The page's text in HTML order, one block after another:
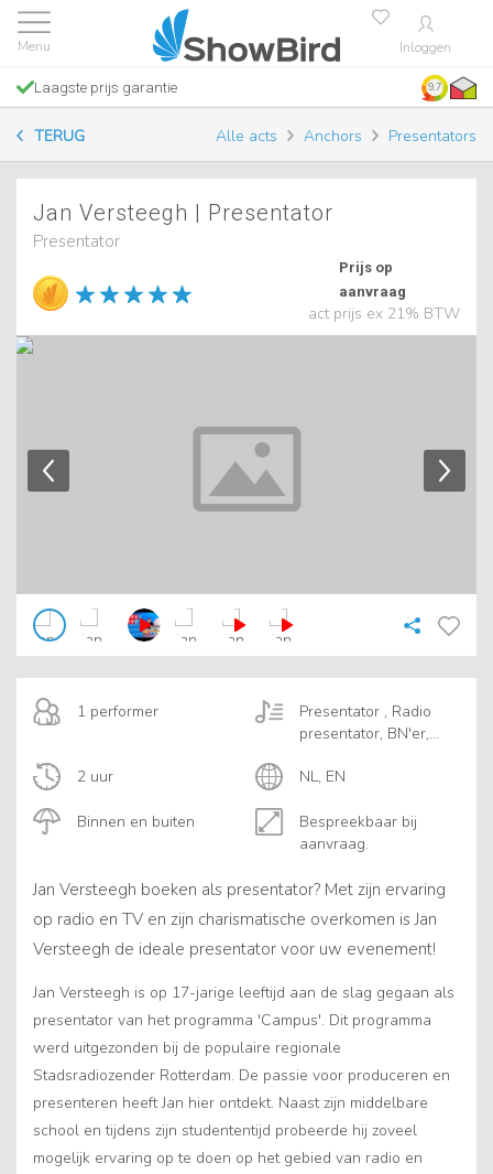
Inloggen
Laagste prijs garantie 9.7
TERUG Alle acts Anchors Presentators
Jan Versteegh | Presentator
Presentator
Prijs op
aanvraag
act prijs ex 21% BTW
1 performer
Binnen en buiten
Presentator , Radio
presentator, BN'er,
presentators
2 uur
Bespreekbaar bij
aanvraag.
NL, EN
Jan Versteegh boeken als presentator? Met zijn ervaring
op radio en TV en zijn charismatische overkomen is Jan
Versteegh de ideale presentator voor uw evenement!
Jan Versteegh is op 17-jarige leeftijd aan de slag gegaan als
presentator van het programma 'Campus'. Dit programma
werd uitgezonden bij de populaire regionale
Stadsradiozender Rotterdam. De passie voor produceren en
presenteren heeft Jan hier ontdekt. Naast zijn middelbare
school en tijdens zijn studententijd probeerde hij zoveel
mogelijk ervaring op te doen op het gebied van radio en